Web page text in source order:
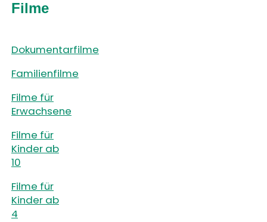
Filme
Dokumentarfilme
Familienfilme
Filme für
Erwachsene
Filme für
Kinder ab
10
Filme für
Kinder ab
4